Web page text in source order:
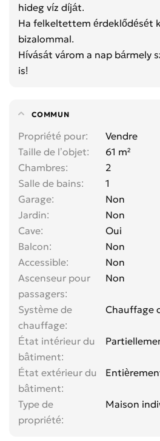
hideg víz díját.
Ha felkeltettem érdeklődését
bizalommal.
Hívását várom a nap bármely
is!
COMMUN
Propriété pour
Vendre
Taille de l’objet
61 m²
Chambres
2
Salle de bains
1
Garage
Non
Jardin
Non
Cave
Oui
Balcon
Non
Accessible
Non
Ascenseur pour
passagers
Non
Système de
chauffage
Chauffage
État intérieur du
bâtiment
État extérieur du
bâtiment
Type de
propriété
Maison